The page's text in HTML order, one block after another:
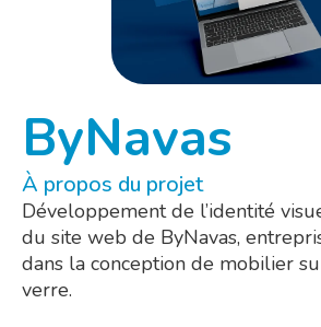
ByNavas
À propos du projet
Développement de l’identité
du site web de ByNavas,
dans la conception de mobilier
verre.